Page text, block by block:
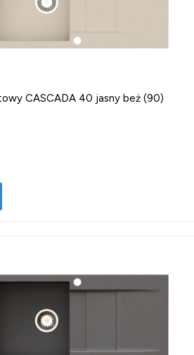
CASCADA 40 jasny beż (90)